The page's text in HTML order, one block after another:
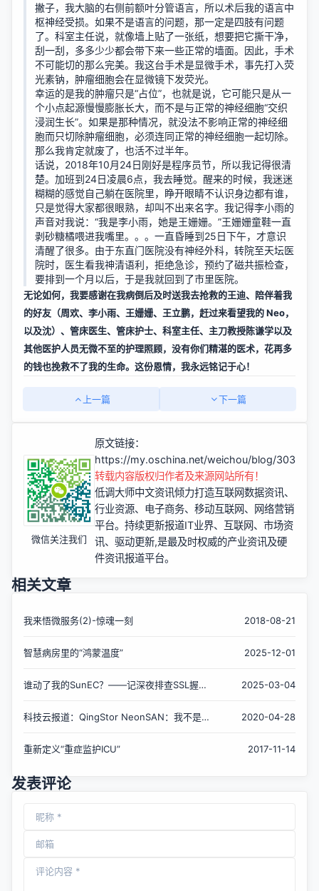
撇子，我大脑的右侧前额叶分管语言，所以术后我的语言中
枢神经受损。如果不是语言的问题，那一定是四肢有问题
了。科室主任说，就像墙上贴了一张纸，想要把它撕干净，
刮一刮，多多少少都会带下来一些正常的墙面。因此，手术
不可能切的那么完美。我这台手术是显微手术，事先打入荧
光素钠，肿瘤细胞会在显微镜下发荧光。
幸运的是我的肿瘤只是“占位”，也就是说，它可能只是从一
个小点起源慢慢膨胀长大，而不是与正常的神经细胞“交织
浸润生长”。如果是那种情况，就没法不影响正常的神经细
胞而只切除肿瘤细胞，必须连同正常的神经细胞一起切除。
那么我肯定就废了，也活不过半年。
话说，2018年10月24日刚好是程序员节，所以我记得很清
楚。加班到24日凌晨6点，我去睡觉。醒来的时候，我迷迷
糊糊的感觉自己躺在医院里，睁开眼睛不认识身边都有谁，
只是觉得大家都很眼熟，却叫不出来名字。我记得李小雨的
声音对我说：“我是李小雨，她是王姗姗。”王姗姗童鞋一直
剥砂糖橘喂进我嘴里。。。一直昏睡到25日下午，才意识
清醒了很多。由于东直门医院没有神经外科，转院至天坛医
院时，医生看我神清语利，拒绝急诊，预约了磁共振检查，
要排到一个月以后，于是我就回到了市里医院。
无论如何，我要感谢在我病倒后及时送我去抢救的王迪、陪伴着我
的好友（周欢、李小雨、王姗姗、王立鹏，赶过来看望我的 Neo，
以及沈）、管床医生、管床护士、科室主任、主刀教授陈谦学以及
其他医护人员无微不至的护理照顾，没有你们精湛的医术，花再多
的钱也挽救不了我的生命。这份恩情，我永远铭记于心！
上一篇 下一篇
微信关注我们
原文链接：
https://my.oschina.net/weichou/blog/
转载内容版权归作者及来源网站所有！
低调大师中文资讯倾力打造互联网数据资讯、
行业资源、电子商务、移动互联网、网络营销
平台。持续更新报道IT业界、互联网、市场资
讯、驱动更新,是最及时权威的产业资讯及硬
件资讯报道平台。
相关文章
我来悟微服务(2)-惊魂一刻 2018-08-21
智慧病房里的“鸿蒙温度” 2025-12-01
谁动了我的SunEC？——记深夜排查SSL握手
2025-03-04
科技云报道：QingStor NeonSAN：我不是一
2020-04-28
重新定义“重症监护ICU” 2017-11-14
发表评论